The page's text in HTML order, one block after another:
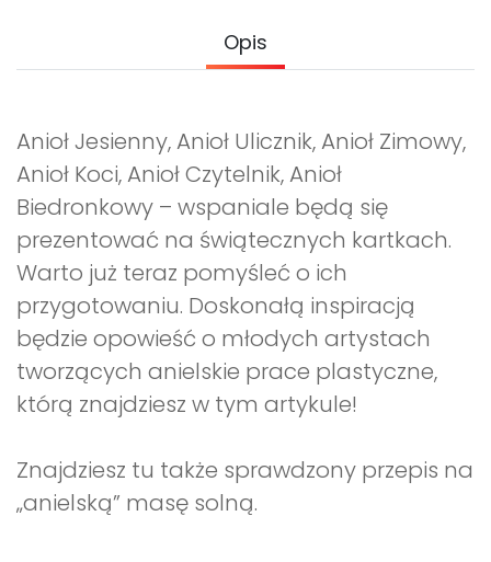
Opis
Anioł Jesienny, Anioł Ulicznik, Anioł Zimowy,
Anioł Koci, Anioł Czytelnik, Anioł
Biedronkowy – wspaniale będą się
prezentować na świątecznych kartkach.
Warto już teraz pomyśleć o ich
przygotowaniu. Doskonałą inspiracją
będzie opowieść o młodych artystach
tworzących anielskie prace plastyczne,
którą znajdziesz w tym artykule!
Znajdziesz tu także sprawdzony przepis na
„anielską” masę solną.